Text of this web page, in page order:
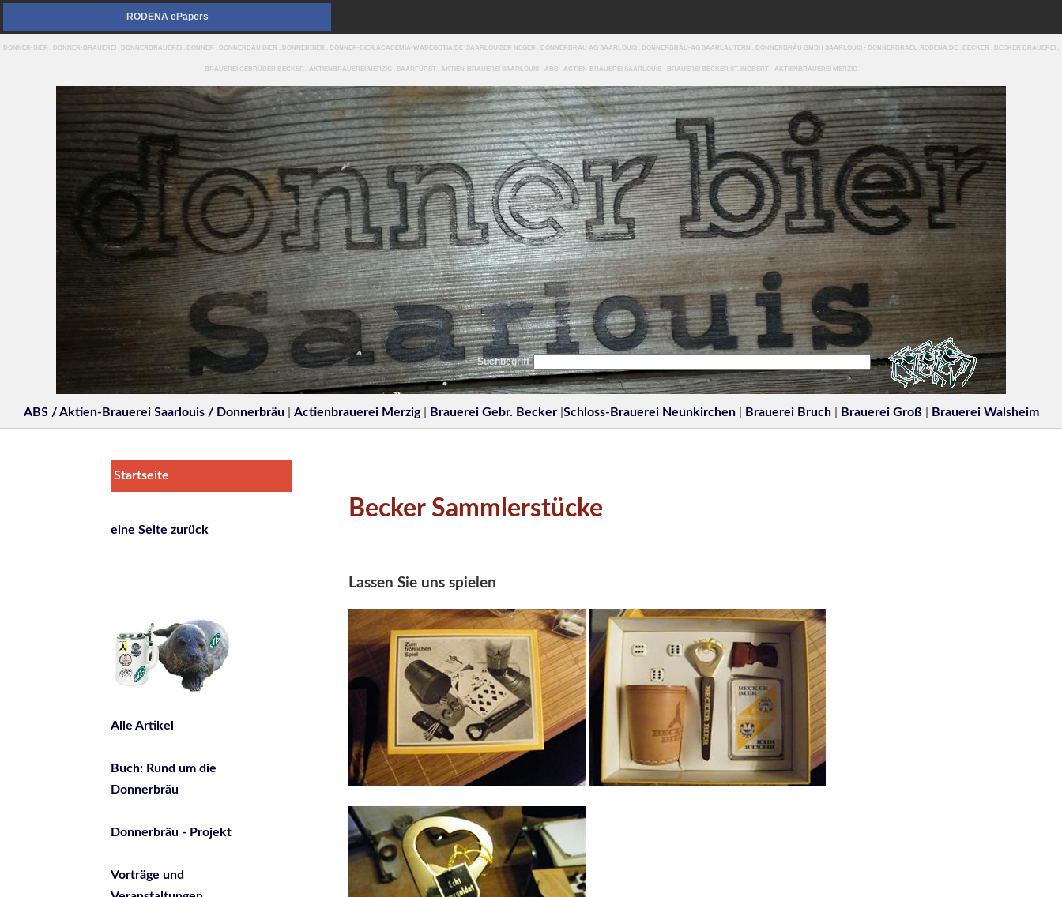
RODENA ePapers
DONNER-BIER . DONNER-BRAUEREI . DONNERBRAUEREI . DONNER . DONNERBÄU BIER . DONNERBIER . DONNER-BIER.ACADEMIA-WADEGOTIA.DE .SAARLOUISER NEGER . DONNERBRÄU AG SAARLOUIS . DONNERBRÄU-AG SAARLAUTERN . DONNERBRÄU GMBH SAARLOUIS - DONNERBRAEU.RODENA.DE . BECKER . BECKER BRAUEREI .
BRAUEREI GEBRÜDER BECKER . AKTIENBRAUEREI MERZIG . SAARFÜRST . AKTIEN-BRAUEREI SAARLOUIS - ABS - ACTIEN-BRAUEREI SAARLOUIS - BRAUEREI BECKER ST. INGBERT - AKTIENBRAUEREI MERZIG
Suchbegriff
ABS / Aktien-Brauerei Saarlouis / Donnerbräu Actienbrauerei Merzig| Brauerei Gebr. Becker| Schloss-Brauerei Neunkirchen| Brauerei Bruch| Brauerei Groß| Brauerei Walsheim
Startseite
eine Seite zurück
Alle Artikel
Buch: Rund um die
Donnerbräu
Donnerbräu - Projekt
Vorträge und
Becker Sammlerstücke
Lassen Sie uns spielen